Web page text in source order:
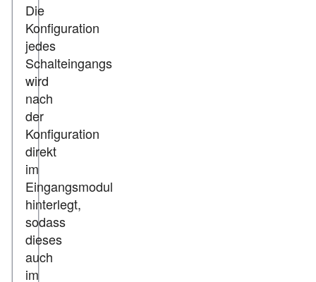
Die
Konfiguration
jedes
Schalteingangs
wird
nach
der
Konfiguration
direkt
im
Eingangsmodul
hinterlegt,
sodass
dieses
auch
im